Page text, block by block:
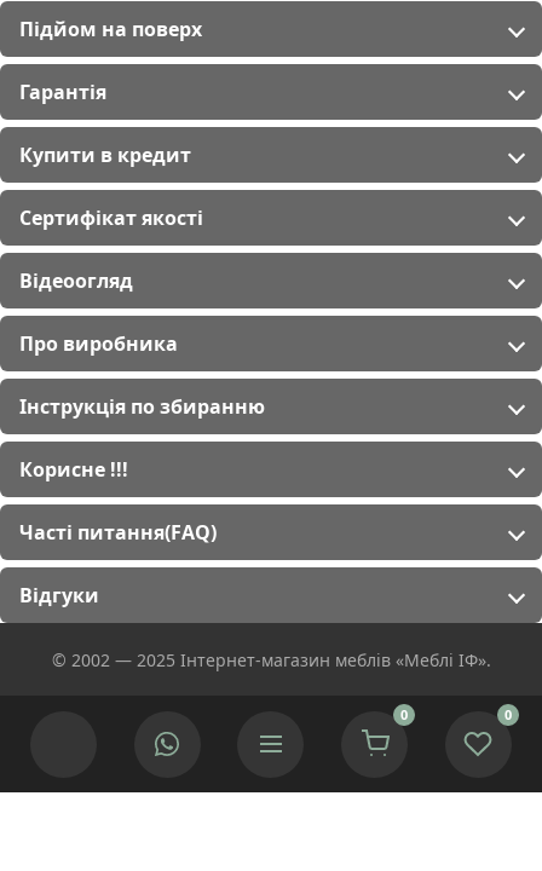
Підйом на поверх
Гарантія
Купити в кредит
Сертифікат якості
Відеоогляд
Про виробника
Інструкція по збиранню
Корисне !!!
Часті питання(FAQ)
Відгуки
© 2002 — 2025 Інтернет-магазин меблів «Меблі ІФ».
0 0
Ми використовуємо cookies для покращення роботи сайту.
Якщо Ви згідні натисніть кнопку.
Приймаю